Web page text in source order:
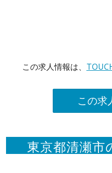
この求人情報は、
この求
東京都清瀬市